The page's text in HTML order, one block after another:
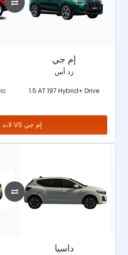
إم جي
زد أس
1.5 AT 197 Hybrid+ Drive
لاند روفر VS إم جي
داسيا